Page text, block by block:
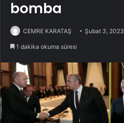
bomba
CEMRE KARATAŞ Şubat 3, 2023
1 dakika okuma süresi